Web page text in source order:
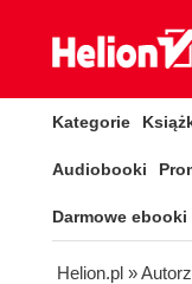
Kategorie
Audiobooki
Darmowe ebooki
Helion.pl »